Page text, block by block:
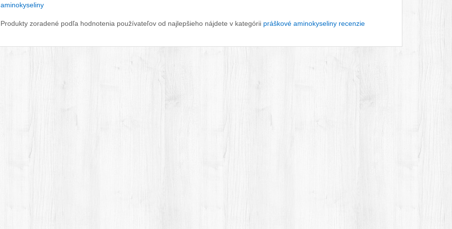
aminokyseliny
Produkty zoradené podľa hodnotenia používateľov od najlepšieho nájdete v kategórii práškové aminokyseliny recenzie